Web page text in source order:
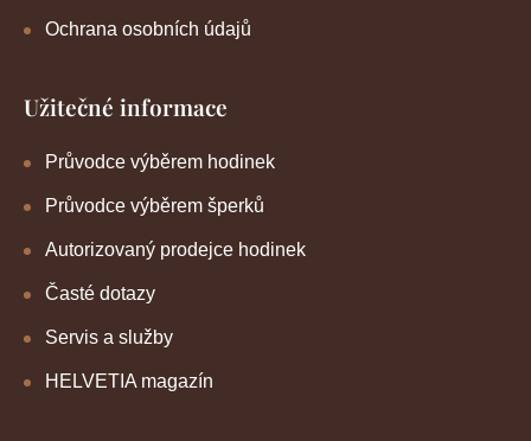
Ochrana osobních údajů
Užitečné informace
Průvodce výběrem hodinek
Průvodce výběrem šperků
Autorizovaný prodejce hodinek
Časté dotazy
Servis a služby
HELVETIA magazín